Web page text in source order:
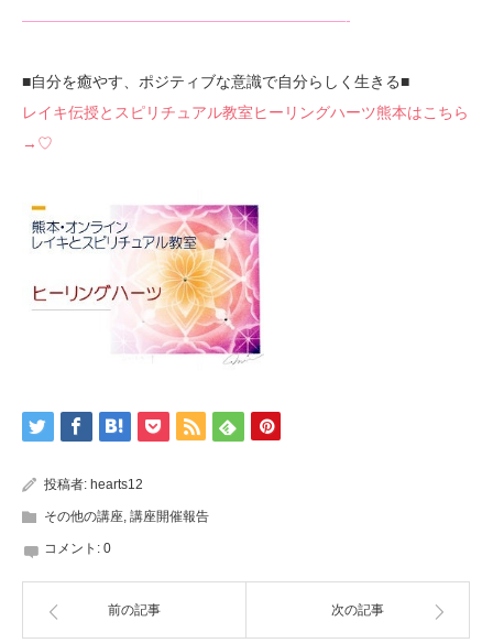
—————————————————————-
■自分を癒やす、ポジティブな意識で自分らしく生きる■
レイキ伝授とスピリチュアル教室ヒーリングハーツ熊本はこちら
→♡
投稿者: hearts12
その他の講座, 講座開催報告
コメント: 0
前の記事 次の記事